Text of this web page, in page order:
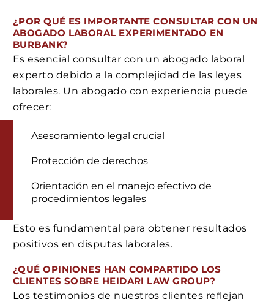
¿POR QUÉ ES IMPORTANTE CONSULTAR CON UN
ABOGADO LABORAL EXPERIMENTADO EN
BURBANK?
Es esencial consultar con un abogado laboral
experto debido a la complejidad de las leyes
laborales. Un abogado con experiencia puede
ofrecer:
Asesoramiento legal crucial
Protección de derechos
Orientación en el manejo efectivo de
procedimientos legales
Esto es fundamental para obtener resultados
positivos en disputas laborales.
¿QUÉ OPINIONES HAN COMPARTIDO LOS
CLIENTES SOBRE HEIDARI LAW GROUP?
Los testimonios de nuestros clientes reflejan